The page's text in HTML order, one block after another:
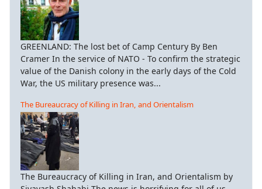
GREENLAND: The lost bet of Camp Century By Ben
Cramer In the service of NATO - To confirm the strategic
value of the Danish colony in the early days of the Cold
War, the US military presence was...
The Bureaucracy of Killing in Iran, and Orientalism
The Bureaucracy of Killing in Iran, and Orientalism by